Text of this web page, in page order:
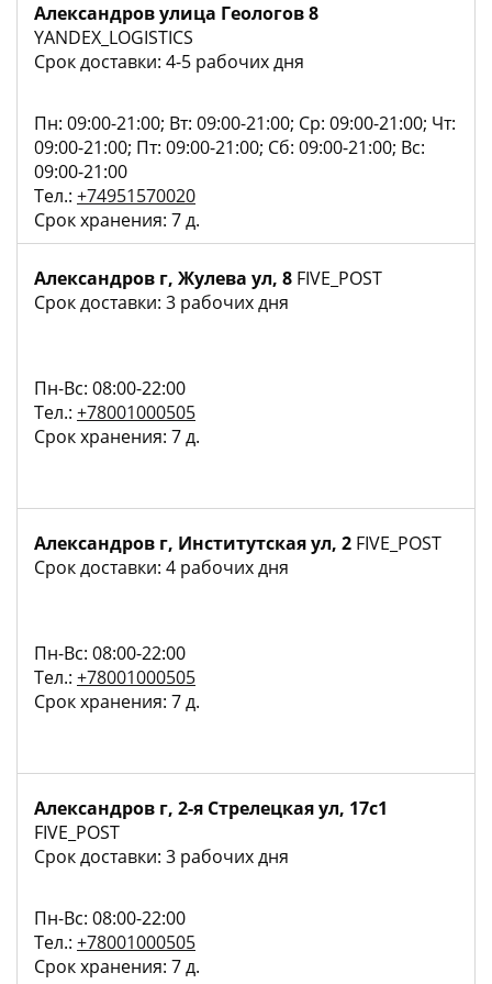
Александров улица Геологов 8
YANDEX_LOGISTICS
Срок доставки: 4-5 рабочих дня
Пн: 09:00-21:00; Вт: 09:00-21:00; Ср: 09:00-21:00; Чт:
09:00-21:00; Пт: 09:00-21:00; Сб: 09:00-21:00; Вс:
09:00-21:00
Тел.: +74951570020
Срок хранения: 7 д.
Александров г, Жулева ул, 8 FIVE_POST
Срок доставки: 3 рабочих дня
Пн-Вс: 08:00-22:00
Тел.: +78001000505
Срок хранения: 7 д.
Александров г, Институтская ул, 2 FIVE_POST
Срок доставки: 4 рабочих дня
Пн-Вс: 08:00-22:00
Тел.: +78001000505
Срок хранения: 7 д.
Александров г, 2-я Стрелецкая ул, 17с1
FIVE_POST
Срок доставки: 3 рабочих дня
Пн-Вс: 08:00-22:00
Тел.: +78001000505
Срок хранения: 7 д.